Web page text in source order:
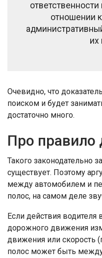
отношении
их
Очевидно, что
поиском и будет
достаточно много.
Про правило
Такого законодательно
существует. Поэтому
между автомобилем и
полос, на самом деле
Если действия водителя
дорожного движения
движения или скорость
полос может быть